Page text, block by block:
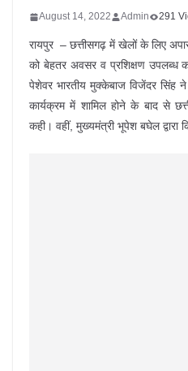
August 14, 2022 Admin 291
रायपुर – छत्तीसगढ़ में खेलों के लिए
को बेहतर अवसर व प्रशिक्षण उपलब्ध
पेशेवर भारतीय मुक्केबाज विजेंदर सिंह
कार्यक्रम में शामिल होने के बाद से
कही। वहीं, मुख्यमंत्री भूपेश बघेल द्वारा